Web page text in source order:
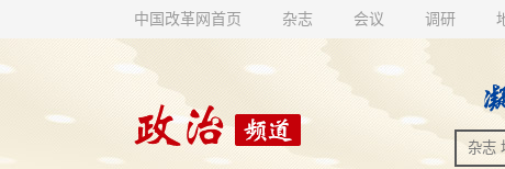
中国改革网首页 杂志 会议 调研